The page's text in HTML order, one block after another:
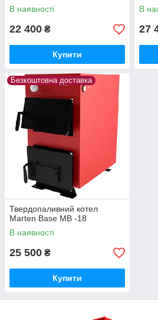
В наявності
22 400 ₴
Купити
В
27
Безкоштовна доставка
Твердопаливний котел
Marten Base MB -18
В наявності
25 500 ₴
Купити